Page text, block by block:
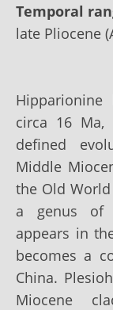
Temporal
late Pliocene
circa 16 Ma,
defined
Middle
the Old
a genus of
appears in
becomes a
China.
Miocene